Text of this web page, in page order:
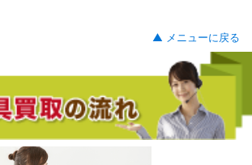
▲ メニューに戻る